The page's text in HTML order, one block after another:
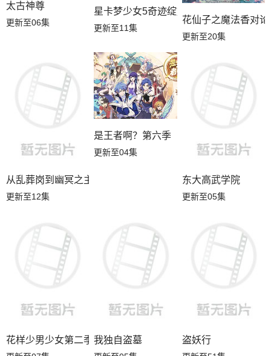
太古神尊
更新至06集
星卡梦少女5奇迹绽放
更新至11集
花仙子之魔法香对论
更新至20集
从乱葬岗到幽冥之主
更新至12集
是王者啊？第六季
更新至04集
东大高武学院
更新至05集
花样少男少女第二季
我独自盗墓
盗妖行